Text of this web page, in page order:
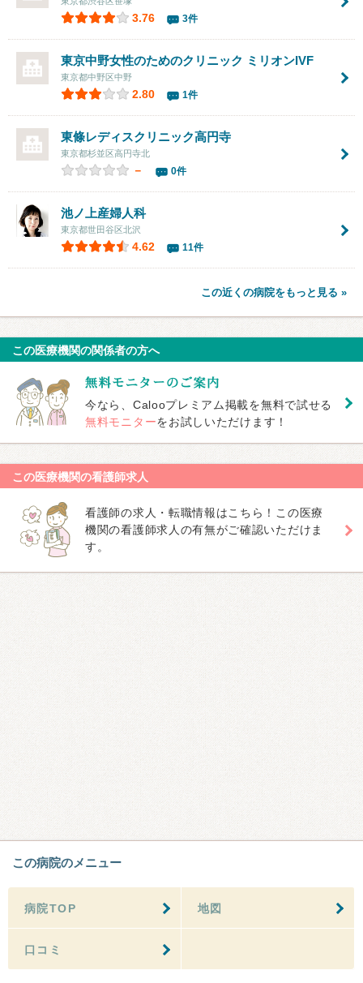
3.76 3件
東京中野女性のためのクリニック ミリオンIVF
東京都中野区中野
2.80 1件
東條レディスクリニック高円寺
東京都杉並区高円寺北
－ 0件
池ノ上産婦人科
東京都世田谷区北沢
4.62 11件
この近くの病院をもっと見る »
この医療機関の関係者の方へ
今なら、Calooプレミアム掲載を無料で試せる
無料モニターをお試しいただけます！
この医療機関の看護師求人
看護師の求人・転職情報はこちら！この医療
機関の看護師求人の有無がご確認いただけま
す。
この病院のメニュー
病院TOP 地図
口コミ